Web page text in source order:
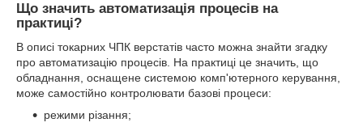
Що значить автоматизація процесів на
практиці?
В описі токарних ЧПК верстатів часто можна знайти згадку
про автоматизацію процесів. На практиці це значить, що
обладнання, оснащене системою комп'ютерного керування,
може самостійно контролювати базові процеси:
режими різання;